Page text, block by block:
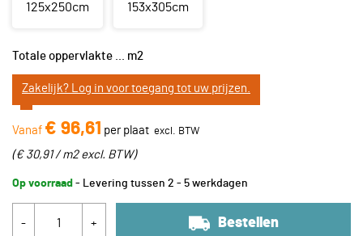
125x250cm 153x305cm
Totale oppervlakte ... m2
Zakelijk? Log in voor toegang tot uw prijzen.
Vanaf € 96,61 per plaat
(€ 30,91 / m2excl. BTW)
Op voorraad - Levering tussen 2 - 5 werkdagen
- + Bestellen